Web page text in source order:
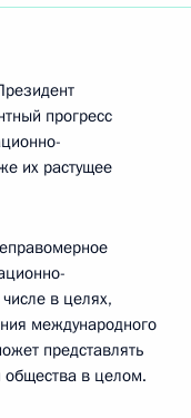
прогресс
их растущее
в целях,
международного
представлять
общества в целом.